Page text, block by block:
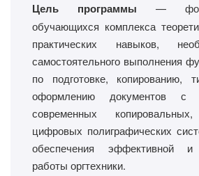
Цель программы —
обучающихся комплекса
практических навыков,
самостоятельного выполнения
по подготовке, копированию,
оформлению документов с
современных
цифровых полиграфических
обеспечения эффективной и
работы оргтехники.